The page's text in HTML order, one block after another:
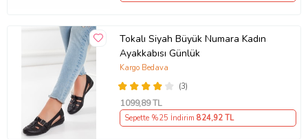
Tokalı Siyah Büyük Numara Kadın
Ayakkabısı Günlük
(3)
Kargo Bedava
1099,89 TL
Sepette %25 İndirim 824,92 TL